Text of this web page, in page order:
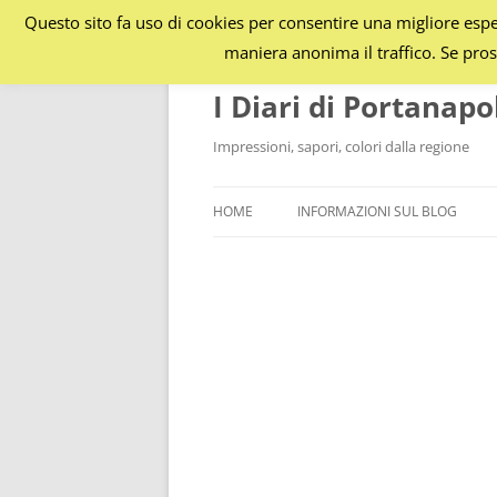
I Diari di
Impressioni, sapori, colori dalla regione
HOME INFORMAZIONI SUL BLOG
Questo sito fa uso di cookies per consentire una migliore
maniera anonima il traffico. Se